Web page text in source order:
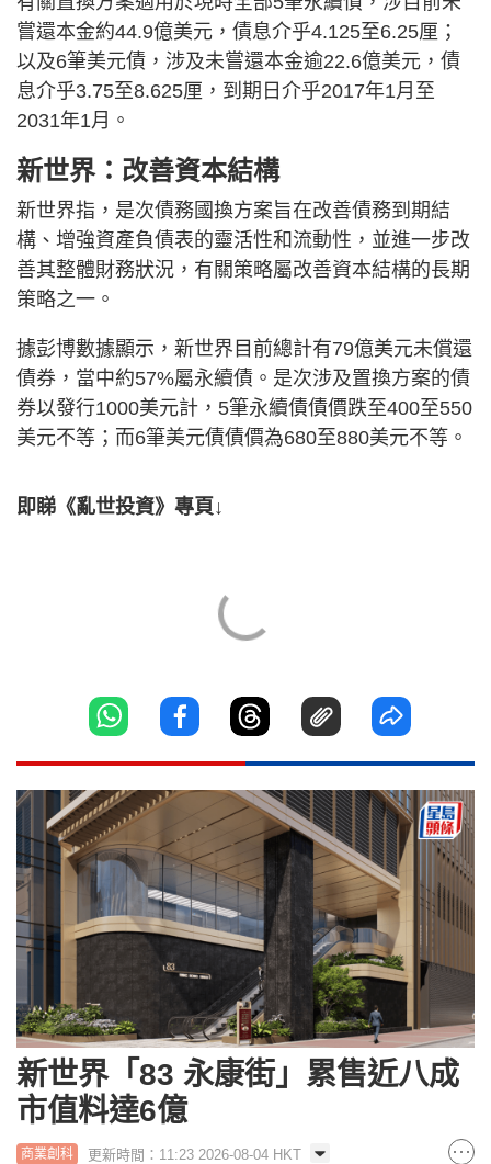
嘗還本金約44.9億美元，債息介乎4.125至6.25厘；
以及6筆美元債，涉及未嘗還本金逾22.6億美元，債
息介乎3.75至8.625厘，到期日介乎2017年1月至
2031年1月。
新世界：改善資本結構
新世界指，是次債務國換方案旨在改善債務到期結
構、增強資產負債表的靈活性和流動性，並進一步改
善其整體財務狀況，有關策略屬改善資本結構的長期
策略之一。
據彭博數據顯示，新世界目前總計有79億美元未償還
債券，當中約57%屬永續債。是次涉及置換方案的債
券以發行1000美元計，5筆永續債債價跌至400至550
美元不等；而6筆美元債債價為680至880美元不等。
即睇《亂世投資》專頁↓
新世界「83 永康街」累售近八成
市值料達6億
商業創科 更新時間：11:23 2026-08-04 HKT